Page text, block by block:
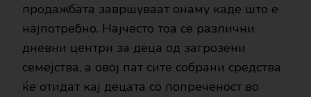
продажбата завршуваат онаму каде што е
најпотребно. Најчесто тоа се различни
дневни центри за деца од загрозени
семејства, а овој пат сите собрани средства
ќе отидат кај децата со попреченост во